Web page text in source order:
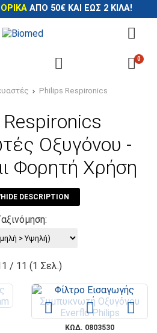
ΑΠΌ 50€ ΚΑΙ ΈΩΣ 2 ΚΙΛΆ!
0
Philips Respironics
Οξυγόνου -
Φορητή Χρήση
DESCRIPTION
/ 11 (1 Σελ.)
ΚΩΔ. 0803530